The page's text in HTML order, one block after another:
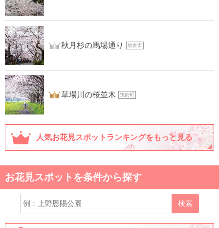
2位秋月杉の馬場通り 朝倉市
3位草場川の桜並木 筑前町
人気お花見スポットランキングをもっと見る
お花見スポットを条件から探す
検索